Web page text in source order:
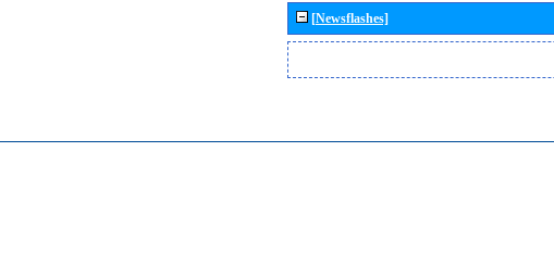
[Newsflashes]